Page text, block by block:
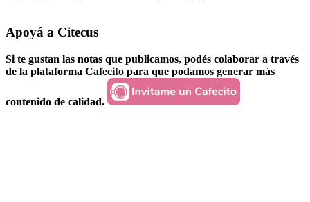
Apoyá a Citecus
Si te gustan las notas que publicamos, podés colaborar a través
de la plataforma Cafecito para que podamos generar más
contenido de calidad.